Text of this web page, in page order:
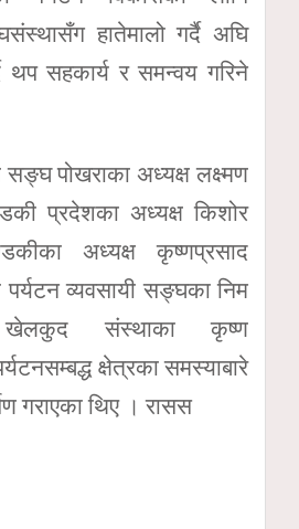
हातेमालो गर्दै अघि
सहकार्य र समन्वय गरिने
सङ्घ पोखराका अध्यक्ष लक्ष्मण
प्रदेशका अध्यक्ष किशोर
अध्यक्ष कृष्णप्रसाद
व्यवसायी सङ्घका निम
संस्थाका कृष्ण
क्षेत्रका समस्याबारे
गराएका थिए । रासस